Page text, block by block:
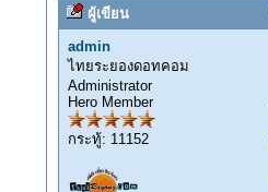
ผู้เขียน
admin
ไทยระยองดอทคอม
Administrator
Hero Member
กระทู้: 11152